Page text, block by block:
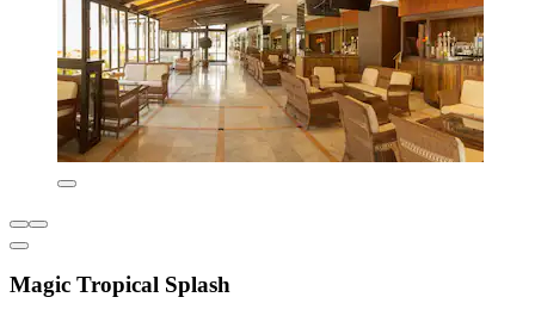
Magic Tropical Splash